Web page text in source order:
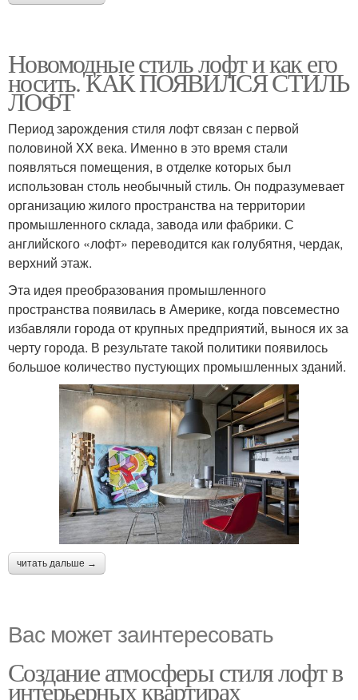
Новомодные стиль лофт и как его
носить. КАК ПОЯВИЛСЯ СТИЛЬ
ЛОФТ
Период зарождения стиля лофт связан с первой
половиной XX века. Именно в это время стали
появляться помещения, в отделке которых был
использован столь необычный стиль. Он подразумевает
организацию жилого пространства на территории
промышленного склада, завода или фабрики. С
английского «лофт» переводится как голубятня, чердак,
верхний этаж.
Эта идея преобразования промышленного
пространства появилась в Америке, когда повсеместно
избавляли города от крупных предприятий, вынося их за
черту города. В результате такой политики появилось
большое количество пустующих промышленных зданий.
читать дальше →
Вас может заинтересовать
Создание атмосферы стиля лофт в
интерьерных квартирах